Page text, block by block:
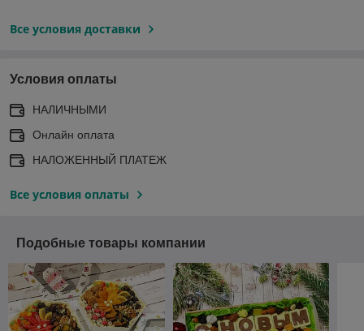
Все условия доставки
Условия оплаты
НАЛИЧНЫМИ
Онлайн оплата
НАЛОЖЕННЫЙ ПЛАТЕЖ
Все условия оплаты
Подобные товары компании